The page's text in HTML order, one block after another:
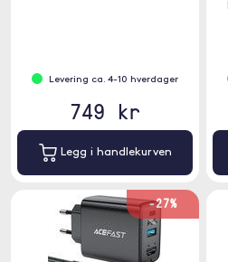
Levering ca. 4-10 hverdager
749 kr
Legg i handlekurven
-27%